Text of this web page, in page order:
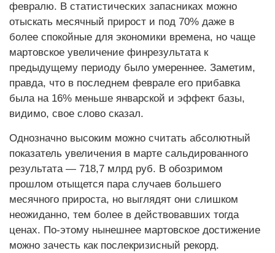
февралю. В статистических запасниках можно
отыскать месячный прирост и под 70% даже в
более спокойные для экономики времена, но чаще
мартовское увеличение финрезультата к
предыдущему периоду было умереннее. Заметим,
правда, что в последнем феврале его прибавка
была на 16% меньше январской и эффект базы,
видимо, свое слово сказал.
Однозначно высоким можно считать абсолютный
показатель увеличения в марте сальдированного
результата — 718,7 млрд руб. В обозримом
прошлом отыщется пара случаев большего
месячного прироста, но выглядят они слишком
неожиданно, тем более в действовавших тогда
ценах. По-этому нынешнее мартовское достижение
можно зачесть как послекризисный рекорд.